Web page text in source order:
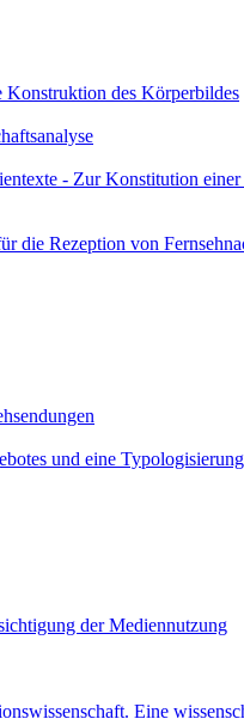
des Körperbildes
- Zur Konstitution
die Rezeption von
und eine
der Mediennutzung
Eine